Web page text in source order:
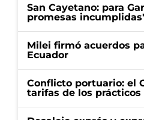
San Cayetano: para
promesas
Milei firmó acuerdos
Ecuador
Conflicto portuario: el
tarifas de los prácticos